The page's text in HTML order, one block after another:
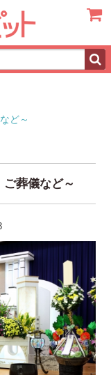
ど～
葬儀など～